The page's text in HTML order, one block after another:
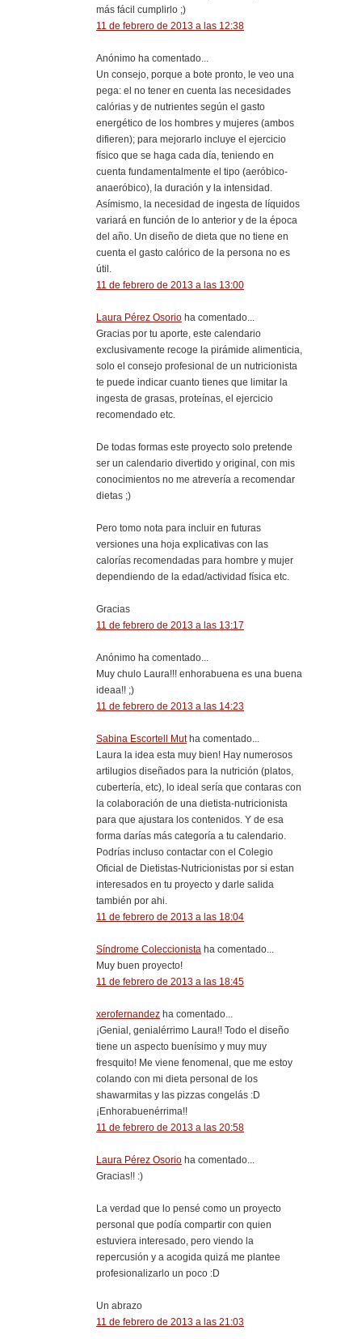
más fácil cumplirlo ;)
11 de febrero de 2013 a las 12:38
Anónimo ha comentado...
Un consejo, porque a bote pronto, le veo una
pega: el no tener en cuenta las necesidades
calórias y de nutrientes según el gasto
energético de los hombres y mujeres (ambos
difieren); para mejorarlo incluye el ejercicio
físico que se haga cada día, teniendo en
cuenta fundamentalmente el tipo (aeróbico-
anaeróbico), la duración y la intensidad.
Asímismo, la necesidad de ingesta de líquidos
variará en función de lo anterior y de la época
del año. Un diseño de dieta que no tiene en
cuenta el gasto calórico de la persona no es
útil.
11 de febrero de 2013 a las 13:00
Laura Pérez Osorio ha comentado...
Gracias por tu aporte, este calendario
exclusivamente recoge la pirámide alimenticia,
solo el consejo profesional de un nutricionista
te puede indicar cuanto tienes que limitar la
ingesta de grasas, proteínas, el ejercicio
recomendado etc.
De todas formas este proyecto solo pretende
ser un calendario divertido y original, con mis
conocimientos no me atrevería a recomendar
dietas ;)
Pero tomo nota para incluir en futuras
versiones una hoja explicativas con las
calorías recomendadas para hombre y mujer
dependiendo de la edad/actividad física etc.
Gracias
11 de febrero de 2013 a las 13:17
Anónimo ha comentado...
Muy chulo Laura!!! enhorabuena es una buena
ideaa!! ;)
11 de febrero de 2013 a las 14:23
Sabina Escortell Mutha comentado...
Laura la idea esta muy bien! Hay numerosos
artilugios diseñados para la nutrición (platos,
cubertería, etc), lo ideal sería que contaras con
la colaboración de una dietista-nutricionista
para que ajustara los contenidos. Y de esa
forma darías más categoría a tu calendario.
Podrías incluso contactar con el Colegio
Oficial de Dietistas-Nutricionistas por si estan
interesados en tu proyecto y darle salida
también por ahi.
11 de febrero de 2013 a las 18:04
Síndrome Coleccionista ha comentado...
Muy buen proyecto!
11 de febrero de 2013 a las 18:45
xerofernandez ha comentado...
¡Genial, genialérrimo Laura!! Todo el diseño
tiene un aspecto buenísimo y muy muy
fresquito! Me viene fenomenal, que me estoy
colando con mi dieta personal de los
shawarmitas y las pizzas congelás :D
¡Enhorabuenérrima!!
11 de febrero de 2013 a las 20:58
Laura Pérez Osorio ha comentado...
Gracias!! :)
La verdad que lo pensé como un proyecto
personal que podía compartir con quien
estuviera interesado, pero viendo la
repercusión y a acogida quizá me plantee
profesionalizarlo un poco :D
Un abrazo
11 de febrero de 2013 a las 21:03